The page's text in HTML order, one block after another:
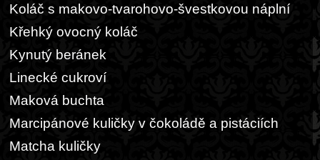
Koláč s makovo-tvarohovo-švestkovou náplní
Křehký ovocný koláč
Kynutý beránek
Linecké cukroví
Maková buchta
Marcipánové kuličky v čokoládě a pistáciích
Matcha kuličky